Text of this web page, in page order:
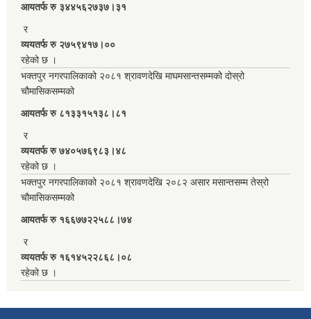
आयतर्फ रु‌ ३४४५६२७३७।३१
र
व्ययतर्फ रु २७५९४१७।००
रहेको छ ।
भक्तपुर नगरपालिकाको २०८१ श्रावणदेखि माघमसान्तसम्मको दोस्रो
चौमासिकसम्मको
आयतर्फ रु‌ ८१३३१५१३८।८१
र
व्ययतर्फ रु ७४०५७६९८३।४८
रहेको छ ।
भक्तपुर नगरपालिकाको २०८१ श्रावणदेखि २०८२ असार मसान्तसम्म तेस्रो
चौमासिकसम्मको
आयतर्फ रु‌ १६६७७२२५८८।७४
र
व्ययतर्फ रु १६१४५२२८६८।०८
रहेको छ ।